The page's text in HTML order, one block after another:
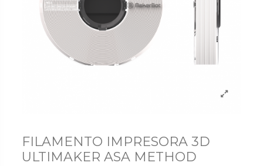
FILAMENTO IMPRESORA 3D
ULTIMAKER ASA METHOD